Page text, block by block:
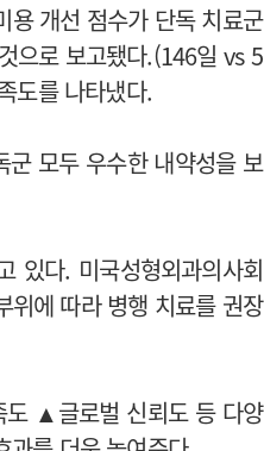
용 개선 점수가 단독 치료군
으로 보고됐다.(146일 vs 5
도를 나타냈다.
군 모두 우수한 내약성을 보
있다. 미국성형외과의사회
위에 따라 병행 치료를 권장
▲글로벌 신뢰도 등 다양